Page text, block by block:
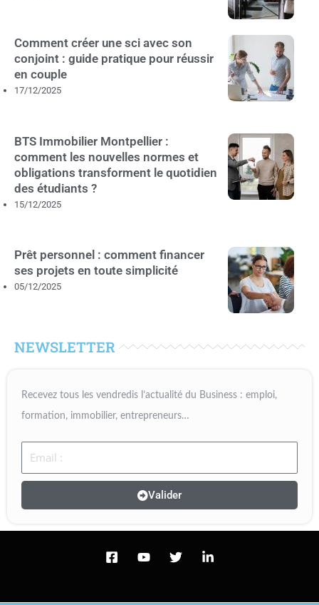
Comment créer une sci avec son
conjoint : guide pratique pour réussir
en couple
17/12/2025
BTS Immobilier Montpellier :
comment les nouvelles normes et
obligations transforment le quotidien
des étudiants ?
15/12/2025
Prêt personnel : comment financer
ses projets en toute simplicité
05/12/2025
NEWSLETTER
Recevez tous les vendredis l’actualité du Business : emploi,
formation, immobilier, entrepreneurs…
Email
Valider